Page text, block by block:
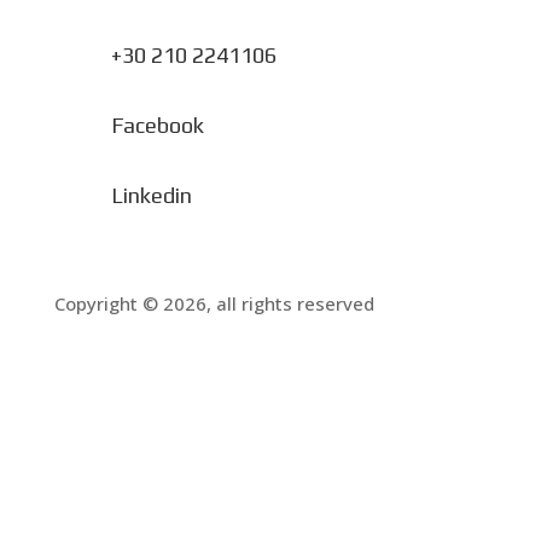
+30 210 2241106
Facebook
Linkedin
Copyright © 2026, all rights reserved